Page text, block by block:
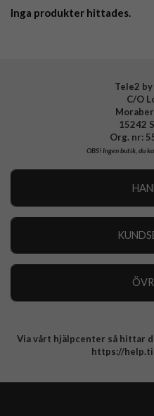
Inga produkter hittades.
Tele2
C/O
15242
Org. nr:
OBS!Ingen butik, du
Integritetspolicy
Via vårt hjälpcenter så hittar
https://